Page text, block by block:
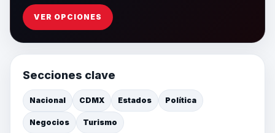
VER OPCIONES
Secciones clave
Nacional CDMX Estados Política
Negocios Turismo